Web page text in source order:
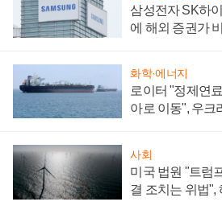
삼성전자 SK하
에 해외 증권가
화학·에너지
로이터 "정제연
아로 이동", 우크
사회
미국 법원 "트럼
결 조치는 위법",